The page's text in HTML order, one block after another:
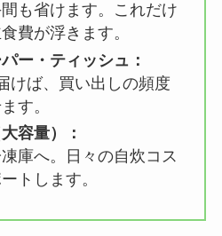
も省けます。これだけ
費が浮きます。
ー・ティッシュ：
けば、買い出しの頻度
す。
容量）：
庫へ。日々の自炊コス
トします。